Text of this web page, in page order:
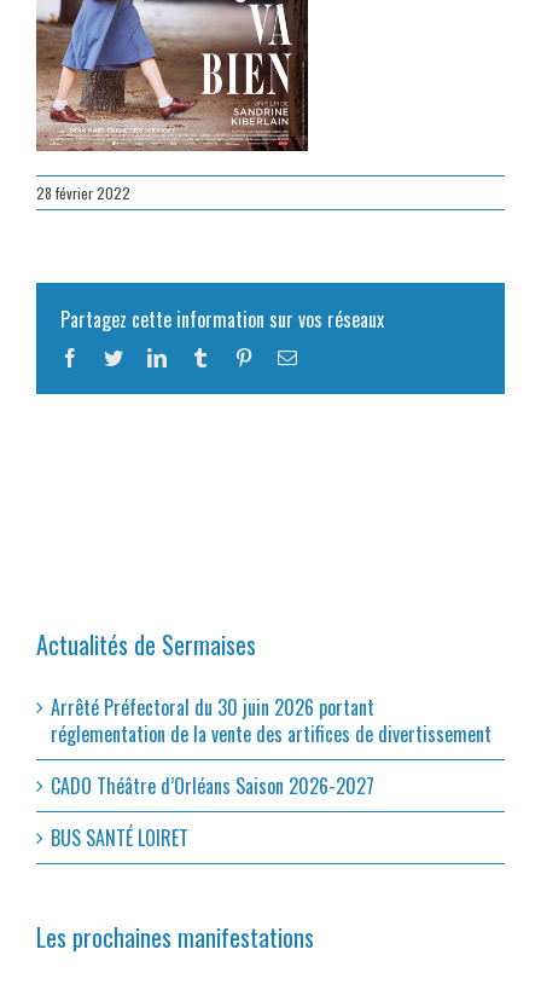
28 février 2022
Partagez cette information sur vos réseaux
Facebook
TwitterLinkedInTumblr PinterestEmail
Actualités de Sermaises
Arrêté Préfectoral du 30 juin 2026 portant
réglementation de la vente des artifices de divertissement
CADO Théâtre d’Orléans Saison 2026-2027
BUS SANTÉ LOIRET
Les prochaines manifestations